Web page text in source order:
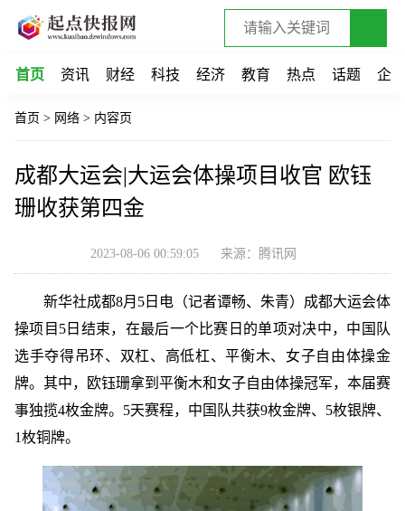
首页 资讯 财经 科技 经济 教育 热点 话题 企业
首页 > 网络 > 内容页
成都大运会|大运会体操项目收官 欧钰
珊收获第四金
2023-08-06 00:59:05 来源：腾讯网
新华社成都8月5日电（记者谭畅、朱青）成都大运会体
操项目5日结束，在最后一个比赛日的单项对决中，中国队
选手夺得吊环、双杠、高低杠、平衡木、女子自由体操金
牌。其中，欧钰珊拿到平衡木和女子自由体操冠军，本届赛
事独揽4枚金牌。5天赛程，中国队共获9枚金牌、5枚银牌、
1枚铜牌。